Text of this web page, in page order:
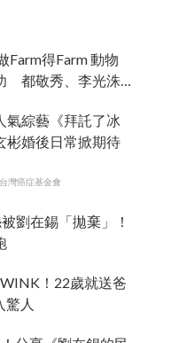
Farm得Farm 動物
都敬秀、李光洙
氣綜藝《拜託了冰
彬婚後日常掀期待
灣癌症基金會
劉在錫「拋棄」！
！22歲就送爸
驚人